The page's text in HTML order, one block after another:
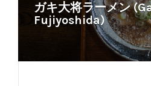
ガキ大将ラーメン
Fujiyoshida)